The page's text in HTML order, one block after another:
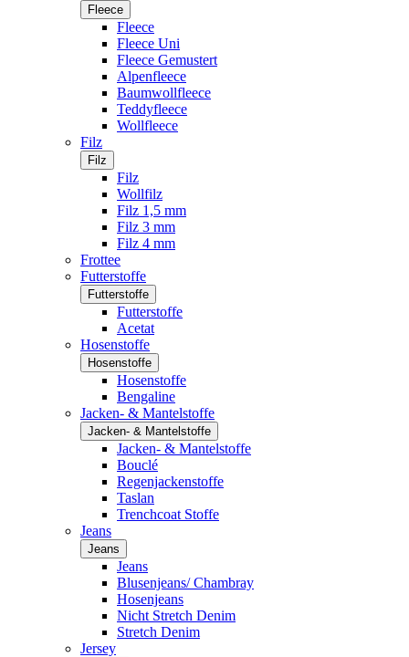
Fleece
Fleece
Fleece Uni
Fleece Gemustert
Alpenfleece
Baumwollfleece
Teddyfleece
Wollfleece
Filz
Filz
Filz
Wollfilz
Filz 1,5 mm
Filz 3 mm
Filz 4 mm
Frottee
Futterstoffe
Futterstoffe
Futterstoffe
Acetat
Hosenstoffe
Hosenstoffe
Hosenstoffe
Bengaline
Jacken- & Mantelstoffe
Jacken- & Mantelstoffe
Jacken- & Mantelstoffe
Bouclé
Regenjackenstoffe
Taslan
Trenchcoat Stoffe
Jeans
Jeans
Jeans
Blusenjeans/ Chambray
Hosenjeans
Nicht Stretch Denim
Stretch Denim
Jersey